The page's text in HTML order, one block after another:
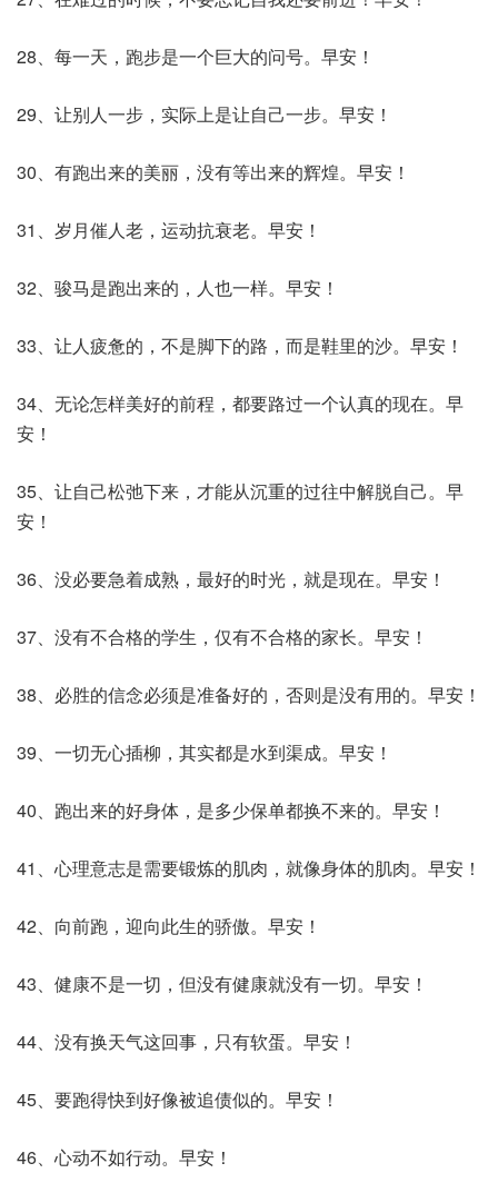
28、每一天，跑步是一个巨大的问号。早安！
29、让别人一步，实际上是让自己一步。早安！
30、有跑出来的美丽，没有等出来的辉煌。早安！
31、岁月催人老，运动抗衰老。早安！
32、骏马是跑出来的，人也一样。早安！
33、让人疲惫的，不是脚下的路，而是鞋里的沙。早安！
34、无论怎样美好的前程，都要路过一个认真的现在。早
安！
35、让自己松弛下来，才能从沉重的过往中解脱自己。早
安！
36、没必要急着成熟，最好的时光，就是现在。早安！
37、没有不合格的学生，仅有不合格的家长。早安！
38、必胜的信念必须是准备好的，否则是没有用的。早安！
39、一切无心插柳，其实都是水到渠成。早安！
40、跑出来的好身体，是多少保单都换不来的。早安！
41、心理意志是需要锻炼的肌肉，就像身体的肌肉。早安！
42、向前跑，迎向此生的骄傲。早安！
43、健康不是一切，但没有健康就没有一切。早安！
44、没有换天气这回事，只有软蛋。早安！
45、要跑得快到好像被追债似的。早安！
46、心动不如行动。早安！